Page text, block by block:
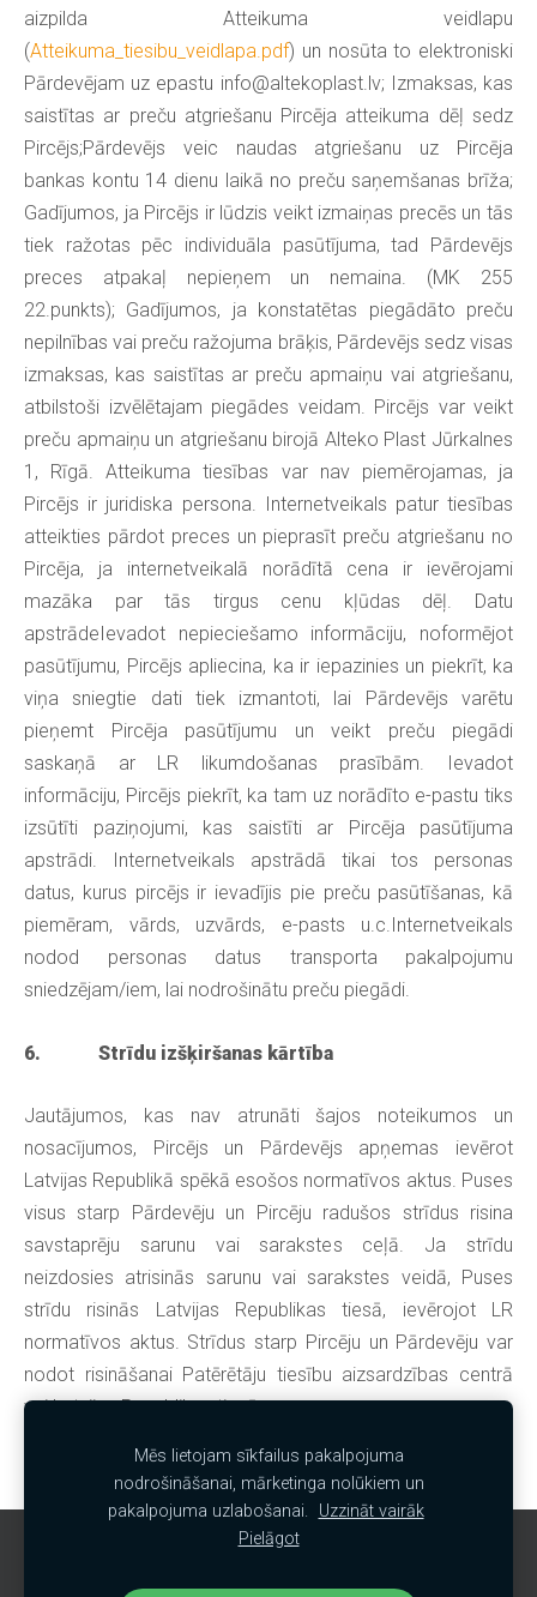
aizpilda Atteikuma veidlapu
(Atteikuma_tiesibu_veidlapa.pdf) un nosūta to elektroniski
Pārdevējam uz epastu info@altekoplast.lv; Izmaksas, kas
saistītas ar preču atgriešanu Pircēja atteikuma dēļ sedz
Pircējs;Pārdevējs veic naudas atgriešanu uz Pircēja
bankas kontu 14 dienu laikā no preču saņemšanas brīža;
Gadījumos, ja Pircējs ir lūdzis veikt izmaiņas precēs un tās
tiek ražotas pēc individuāla pasūtījuma, tad Pārdevējs
preces atpakaļ nepieņem un nemaina. (MK 255
22.punkts); Gadījumos, ja konstatētas piegādāto preču
nepilnības vai preču ražojuma brāķis, Pārdevējs sedz visas
izmaksas, kas saistītas ar preču apmaiņu vai atgriešanu,
atbilstoši izvēlētajam piegādes veidam. Pircējs var veikt
preču apmaiņu un atgriešanu birojā Alteko Plast Jūrkalnes
1, Rīgā. Atteikuma tiesības var nav piemērojamas, ja
Pircējs ir juridiska persona. Internetveikals patur tiesības
atteikties pārdot preces un pieprasīt preču atgriešanu no
Pircēja, ja internetveikalā norādītā cena ir ievērojami
mazāka par tās tirgus cenu kļūdas dēļ. Datu
apstrādeIevadot nepieciešamo informāciju, noformējot
pasūtījumu, Pircējs apliecina, ka ir iepazinies un piekrīt, ka
viņa sniegtie dati tiek izmantoti, lai Pārdevējs varētu
pieņemt Pircēja pasūtījumu un veikt preču piegādi
saskaņā ar LR likumdošanas prasībām. Ievadot
informāciju, Pircējs piekrīt, ka tam uz norādīto e-pastu tiks
izsūtīti paziņojumi, kas saistīti ar Pircēja pasūtījuma
apstrādi. Internetveikals apstrādā tikai tos personas
datus, kurus pircējs ir ievadījis pie preču pasūtīšanas, kā
piemēram, vārds, uzvārds, e-pasts u.c.Internetveikals
nodod personas datus transporta pakalpojumu
sniedzējam/iem, lai nodrošinātu preču piegādi.
6. Strīdu izšķiršanas kārtība
Jautājumos, kas nav atrunāti šajos noteikumos un
nosacījumos, Pircējs un Pārdevējs apņemas ievērot
Latvijas Republikā spēkā esošos normatīvos aktus. Puses
visus starp Pārdevēju un Pircēju radušos strīdus risina
savstaprēju sarunu vai sarakstes ceļā. Ja strīdu
neizdosies atrisinās sarunu vai sarakstes veidā, Puses
strīdu risinās Latvijas Republikas tiesā, ievērojot LR
normatīvos aktus. Strīdus starp Pircēju un Pārdevēju var
nodot risināšanai Patērētāju tiesību aizsardzības centrā
vai Latvijas Republikas tiesā.
Sīkdatnes
Mēs lietojam sīkfailus pakalpojuma
nodrošināšanai, mārketinga nolūkiem un
pakalpojuma uzlabošanai.
Uzzināt vairāk
Pielāgot